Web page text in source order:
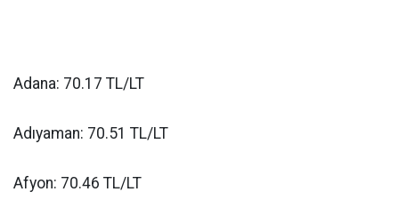
Adana: 70.17 TL/LT
Adıyaman: 70.51 TL/LT
Afyon: 70.46 TL/LT